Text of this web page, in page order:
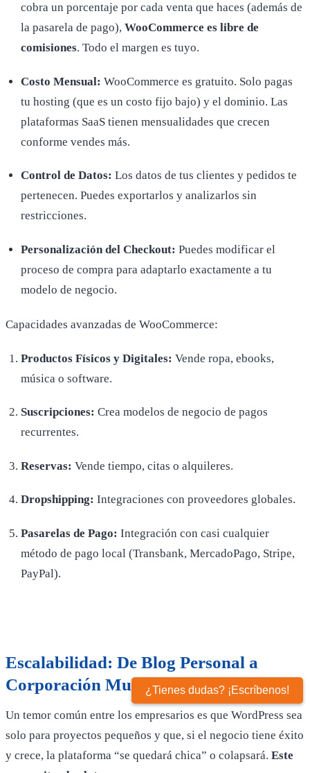
cobra un porcentaje por cada venta que haces (además de
la pasarela de pago),WooCommerce es libre de
comisiones. Todo el margen es tuyo.
Costo Mensual: WooCommerce es gratuito. Solo pagas
tu hosting (que es un costo fijo bajo) y el dominio. Las
plataformas SaaS tienen mensualidades que crecen
conforme vendes más.
Control de Datos: Los datos de tus clientes y pedidos te
pertenecen. Puedes exportarlos y analizarlos sin
restricciones.
Personalización del Checkout: Puedes modificar el
proceso de compra para adaptarlo exactamente a tu
modelo de negocio.
Capacidades avanzadas de WooCommerce:
Productos Físicos y Digitales: Vende ropa, ebooks,
música o software.
Suscripciones: Crea modelos de negocio de pagos
recurrentes.
Reservas: Vende tiempo, citas o alquileres.
Dropshipping: Integraciones con proveedores globales.
Pasarelas de Pago: Integración con casi cualquier
método de pago local (Transbank, MercadoPago, Stripe,
PayPal).
Escalabilidad: De Blog Personal a
Corporación Multinacional
Un temor común entre los empresarios es que WordPress sea
solo para proyectos pequeños y que, si el negocio tiene éxito
y crece, la plataforma “se quedará chica” o colapsará. Este
¿Tienes dudas? ¡Escríbenos!